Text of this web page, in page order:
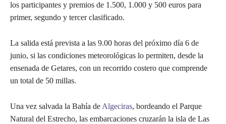
los participantes y premios de 1.500, 1.000 y 500 euros para
primer, segundo y tercer clasificado.
La salida está prevista a las 9.00 horas del próximo día 6 de
junio, si las condiciones meteorológicas lo permiten, desde la
ensenada de Getares, con un recorrido costero que comprende
un total de 50 millas.
Una vez salvada la Bahía deAlgeciras, bordeando el Parque
Natural del Estrecho, las embarcaciones cruzarán la isla de Las